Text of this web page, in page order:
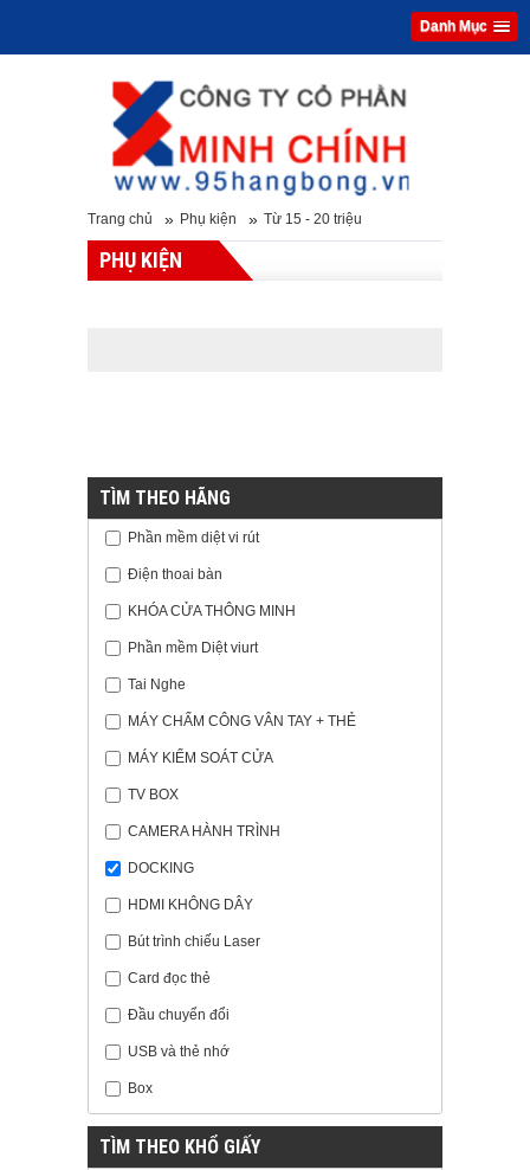
Danh Mục
Trang chủ » Phụ kiện » Từ 15 - 20 triệu
PHỤ KIỆN
TÌM THEO HÃNG
Phần mềm diệt vi rút
Điện thoai bàn
KHÓA CỬA THÔNG MINH
Phần mềm Diệt viurt
Tai Nghe
MÁY CHẤM CÔNG VÂN TAY + THẺ
MÁY KIỂM SOÁT CỬA
TV BOX
CAMERA HÀNH TRÌNH
DOCKING
HDMI KHÔNG DÂY
Bút trình chiếu Laser
Card đọc thẻ
Đầu chuyển đổi
USB và thẻ nhớ
Box
TÌM THEO KHỔ GIẤY